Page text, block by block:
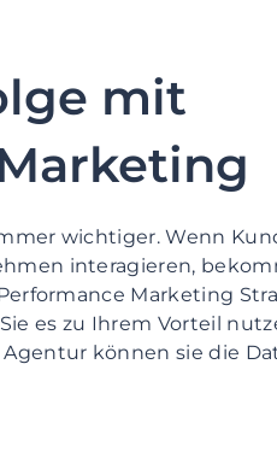
mit
wichtiger. Wenn
interagieren,
Marketing
es zu Ihrem Vorteil
können sie die